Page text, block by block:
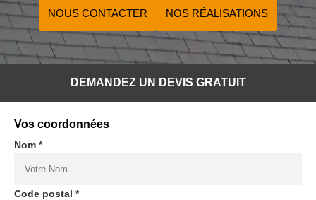
NOUS CONTACTER NOS RÉALISATIONS
DEMANDEZ UN DEVIS GRATUIT
Vos coordonnées
Nom *
Code postal *